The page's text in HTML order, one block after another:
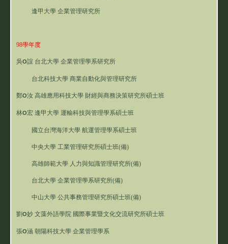
逢甲大學 企業管理研究所
98學年度
吳O誼 台北大學 企業管理學系研究所
台北科技大學 商業自動化與管理研究所
鄭O汝 高雄應用科技大學 財經與商務決策研究所碩士班
林O宏 逢甲大學 運輸科技與管理學系碩士班
國立台灣海洋大學 航運管理學系碩士班
中央大學 工業管理研究所碩士班(備)
高雄師範大學 人力與知識管理研究所(備)
台北大學 企業管理學系研究所(備)
中山大學 公共事務管理研究所碩士班(備)
劉O妙 文藻外語學院 國際事業暨文化交流研究所碩士班
張O涵 朝陽科技大學 企業管理學系